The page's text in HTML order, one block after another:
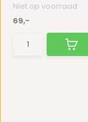
Niet op voorraad
69,-